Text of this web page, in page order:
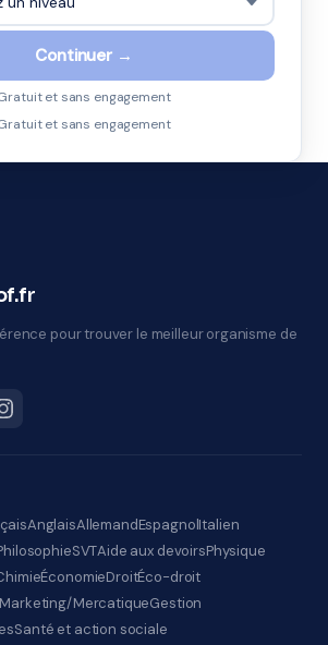
Continuer →
et sans engagement
et sans engagement
pour trouver le meilleur organisme de
AnglaisAllemandEspagnolItalien
SVTAide aux devoirsPhysique
ÉconomieDroitÉco-droit
Marketing/MercatiqueGestion
Santé et action sociale